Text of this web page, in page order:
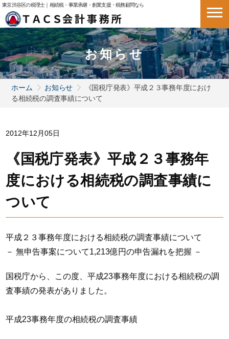
東京渋谷区の税理士｜相続税・事業承継・創業支援・税務顧問なら
お知らせ
ホーム お知らせ
《国税庁発表》平成２３事務年度におけ
る相続税の調査事績について
2012年12月05日
《国税庁発表》平成２３事務年
度における相続税の調査事績に
ついて
平成２３事務年度における相続税の調査事績について
－ 無申告事案について1,213億円の申告漏れを把握 －
国税庁から、この度、平成23事務年度における相続税の調
査事績の発表がありました。
平成23事務年度の相続税の調査事績